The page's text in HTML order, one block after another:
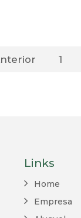
1
Links
Home
Empresa